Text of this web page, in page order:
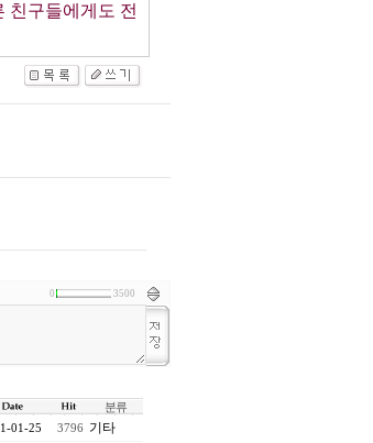
친구들에게도 전
0 3500
분류
01-25 3796 기타